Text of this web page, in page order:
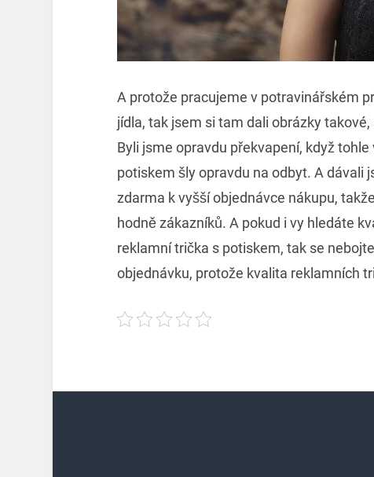
A protože pracujeme v potravinářském
jídla, tak jsem si tam dali obrázky
Byli jsme opravdu překvapení, když
potiskem šly opravdu na odbyt. A dávali
zdarma k vyšší objednávce nákupu,
hodně zákazníků. A pokud i vy hledáte
reklamní trička s potiskem, tak se
objednávku, protože kvalita reklamních